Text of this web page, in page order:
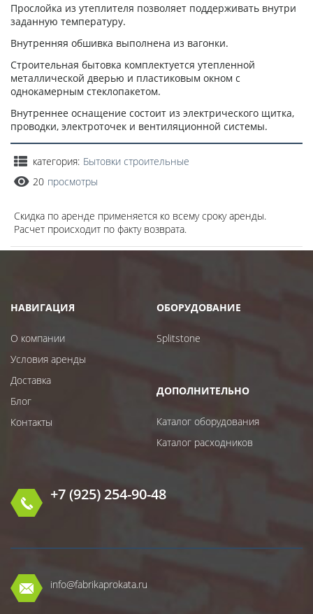
Прослойка из утеплителя позволяет поддерживать внутри
заданную температуру.
Внутренняя обшивка выполнена из вагонки.
Строительная бытовка комплектуется утепленной
металлической дверью и пластиковым окном с
однокамерным стеклопакетом.
Внутреннее оснащение состоит из электрического щитка,
проводки, электроточек и вентиляционной системы.
категория: Бытовки строительные
20 просмотры
Скидка по аренде применяется ко всему сроку аренды.
Расчет происходит по факту возврата.
НАВИГАЦИЯ
О компании
Условия аренды
Доставка
Блог
Контакты
ОБОРУДОВАНИЕ
Splitstone
ДОПОЛНИТЕЛЬНО
Каталог оборудования
Каталог расходников
+7 (925) 254-90-48
info@fabrikaprokata.ru